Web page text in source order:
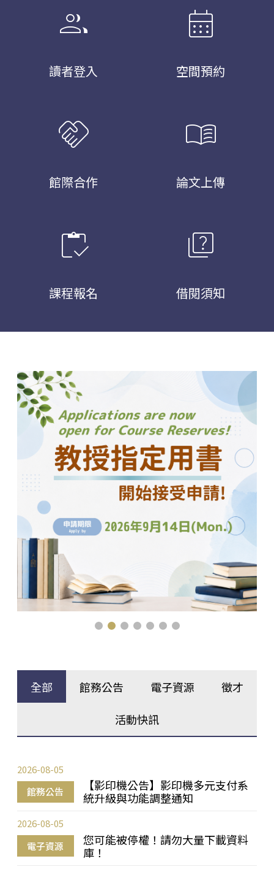
group
讀者登入
calendar_month
空間預約
handshake
館際合作
menu_book
論文上傳
inventory
課程報名
quiz
借閱須知
全部 館務公告 電子資源 徵才
活動快訊
館務公告
【影印機公告】影印機多元支付系
統升級與功能調整通知
2026-08-05
電子資源
您可能被停權！請勿大量下載資料
庫！
2026-08-05